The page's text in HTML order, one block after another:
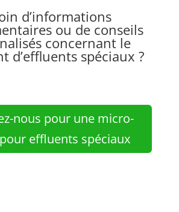
d’informations
ou de conseils
concernant le
d’effluents spéciaux ?
nous pour une micro-
effluents spéciaux